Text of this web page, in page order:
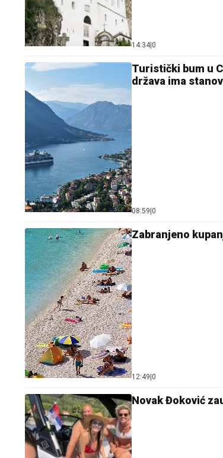
14:34 0
Turistički bum u
država ima
08:59 0
Zabranjeno
12:49 0
Novak Đoković